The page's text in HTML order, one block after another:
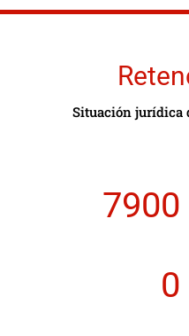
Situación jurídica
7900
0